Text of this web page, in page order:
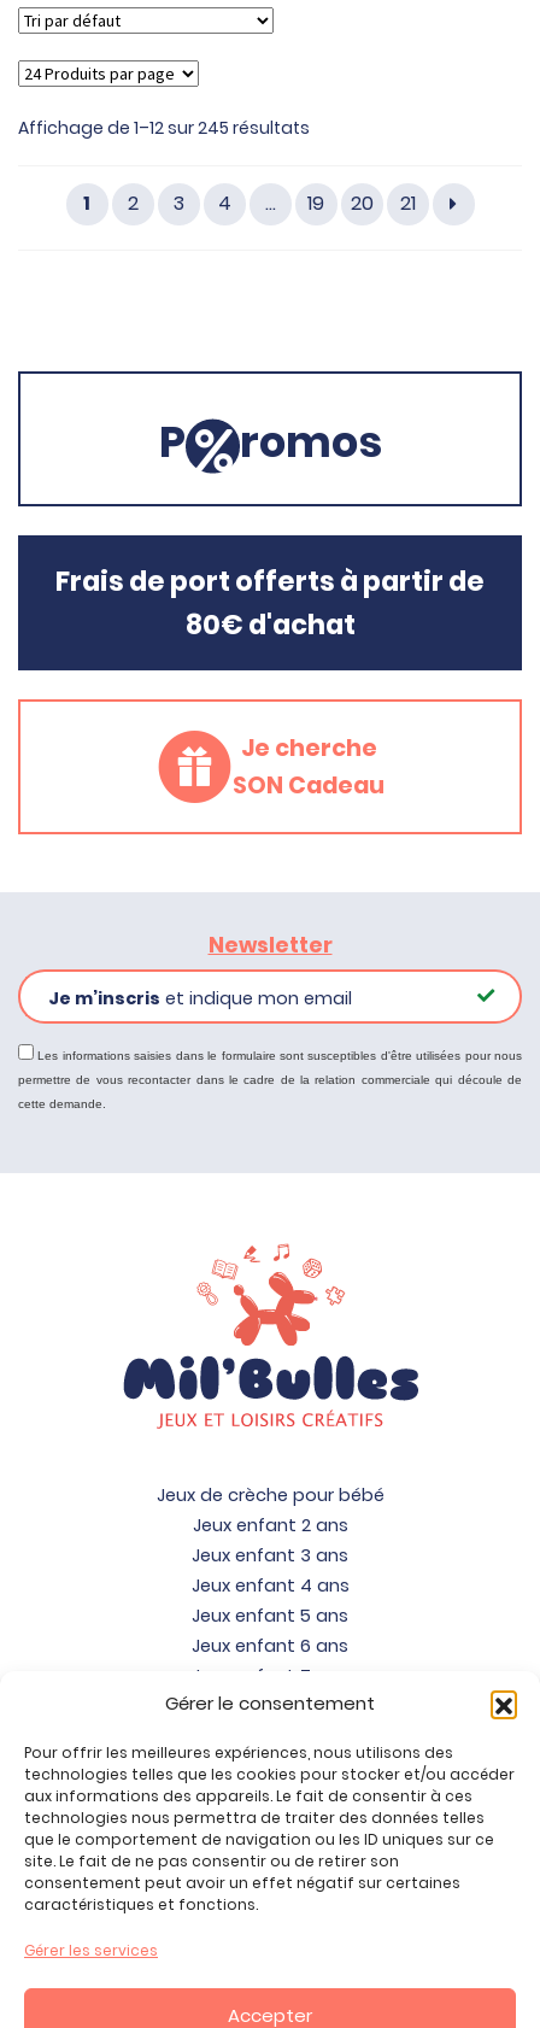
Gérer le consentement
Pour offrir les meilleures expériences, nous utilisons des
technologies telles que les cookies pour stocker et/ou accéder
aux informations des appareils. Le fait de consentir à ces
technologies nous permettra de traiter des données telles
que le comportement de navigation ou les ID uniques sur ce
site. Le fait de ne pas consentir ou de retirer son
consentement peut avoir un effet négatif sur certaines
caractéristiques et fonctions.
Gérer les services
Accepter
Affichage de 1–12 sur 245 résultats
1 2 3 4 … 19 20 21
P romos
Frais de port offerts à partir de
80€ d'achat
Je cherche
SON Cadeau
Newsletter
Je m’inscris et indique mon email
Les informations saisies dans le formulaire sont susceptibles d'être utilisées pour nous
permettre de vous recontacter dans le cadre de la relation commerciale qui découle de
cette demande.
Jeux de crèche pour bébé
Jeux enfant 2 ans
Jeux enfant 3 ans
Jeux enfant 4 ans
Jeux enfant 5 ans
Jeux enfant 6 ans
Jeux enfant 7 ans
Jeux enfant 8 ans
Jeux enfant 10 ans
Jeux enfant 11 ans
Jeux enfant 12 ans
Tous nos produits
Promos jeux de loisirs créatifs
Mon compte
CGV